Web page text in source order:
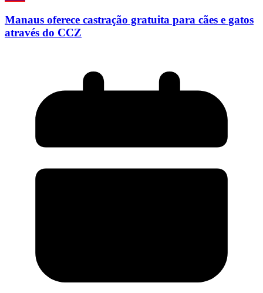
Manaus oferece castração gratuita para cães e gatos
através do CCZ